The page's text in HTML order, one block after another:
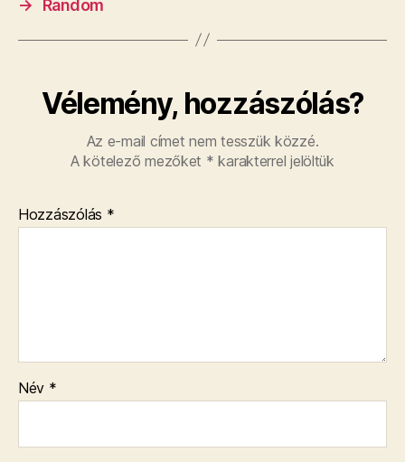
→
Random
Vélemény, hozzászólás?
Az e-mail címet nem tesszük közzé.
A kötelező mezőket * karakterrel jelöltük
Hozzászólás *
Név *